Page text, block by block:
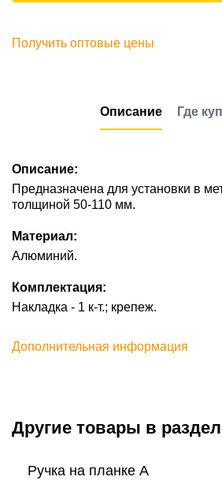
Получить оптовые цены
Описание Где
Описание:
Предназначена для установки в
толщиной 50-110 мм.
Материал:
Алюминий.
Комплектация:
Накладка - 1 к-т.; крепеж.
Дополнительная информация
Другие товары в
Ручка на планке А